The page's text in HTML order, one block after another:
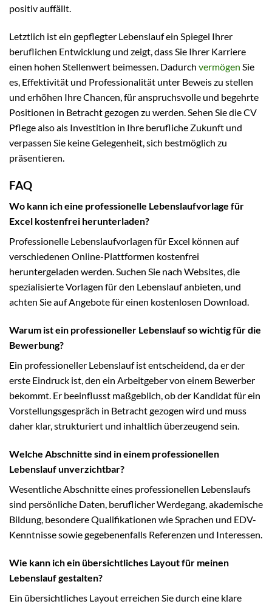
positiv auffällt.
Letztlich ist ein gepflegter Lebenslauf ein Spiegel Ihrer
beruflichen Entwicklung und zeigt, dass Sie Ihrer Karriere
einen hohen Stellenwert beimessen. Dadurch vermögen Sie
es, Effektivität und Professionalität unter Beweis zu stellen
und erhöhen Ihre Chancen, für anspruchsvolle und begehrte
Positionen in Betracht gezogen zu werden. Sehen Sie die CV
Pflege also als Investition in Ihre berufliche Zukunft und
verpassen Sie keine Gelegenheit, sich bestmöglich zu
präsentieren.
FAQ
Wo kann ich eine professionelle Lebenslaufvorlage für
Excel kostenfrei herunterladen?
Professionelle Lebenslaufvorlagen für Excel können auf
verschiedenen Online-Plattformen kostenfrei
heruntergeladen werden. Suchen Sie nach Websites, die
spezialisierte Vorlagen für den Lebenslauf anbieten, und
achten Sie auf Angebote für einen kostenlosen Download.
Warum ist ein professioneller Lebenslauf so wichtig für die
Bewerbung?
Ein professioneller Lebenslauf ist entscheidend, da er der
erste Eindruck ist, den ein Arbeitgeber von einem Bewerber
bekommt. Er beeinflusst maßgeblich, ob der Kandidat für ein
Vorstellungsgespräch in Betracht gezogen wird und muss
daher klar, strukturiert und inhaltlich überzeugend sein.
Welche Abschnitte sind in einem professionellen
Lebenslauf unverzichtbar?
Wesentliche Abschnitte eines professionellen Lebenslaufs
sind persönliche Daten, beruflicher Werdegang, akademische
Bildung, besondere Qualifikationen wie Sprachen und EDV-
Kenntnisse sowie gegebenenfalls Referenzen und Interessen.
Wie kann ich ein übersichtliches Layout für meinen
Lebenslauf gestalten?
Ein übersichtliches Layout erreichen Sie durch eine klare